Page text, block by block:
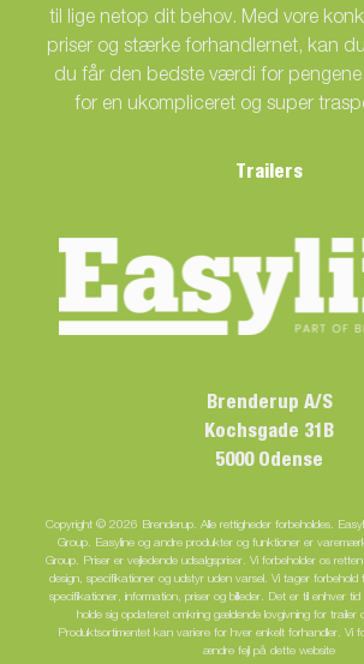
til lige netop dit behov. Med vore
priser og stærke forhandlernet, kan
du får den bedste værdi for
for en ukompliceret og super
Trailers
Brenderup A/S
Kochsgade 31B
5000 Odense
Copyright © 2026 Brenderup. Alle rettigheder forbeholdes.
Group. Easyline og andre produkter og funktioner er
Group. Priser er vejledende udsalgspriser. Vi forbeholder os
design, specifikationer og udstyr uden varsel. Vi tager forbehold
specifikationer, information, priser og billeder. Det er til enhver
holde sig opdateret omkring gældende lovgivning for trailer
Produktsortimentet kan variere for hver enkelt forhandler. Vi
ændre fejl på dette website